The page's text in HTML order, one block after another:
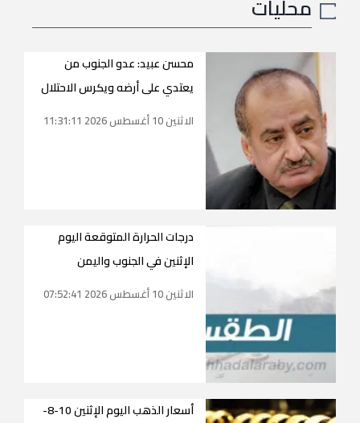
محسن عبيد: عدو الجنوب من
يعتدي على أرضه ويكرس الاحتلال
الاثنين 10 أغسطس 2026 11:31:11
درجات الحرارة المتوقعة اليوم
الإثنين في الجنوب واليمن
الاثنين 10 أغسطس 2026 07:52:41
أسعار الذهب اليوم الإثنين 10-8-